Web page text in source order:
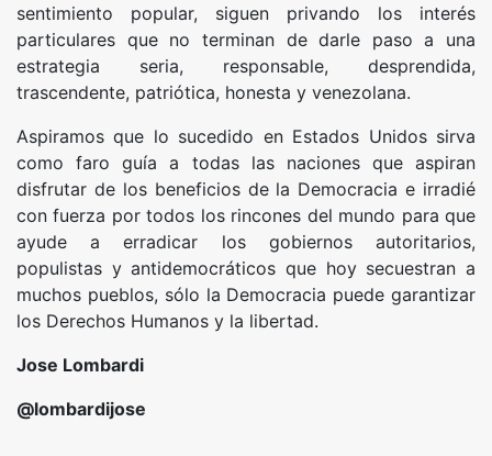
sentimiento popular, siguen privando los interés
particulares que no terminan de darle paso a una
estrategia seria, responsable, desprendida,
trascendente, patriótica, honesta y venezolana.
Aspiramos que lo sucedido en Estados Unidos sirva
como faro guía a todas las naciones que aspiran
disfrutar de los beneficios de la Democracia e irradié
con fuerza por todos los rincones del mundo para que
ayude a erradicar los gobiernos autoritarios,
populistas y antidemocráticos que hoy secuestran a
muchos pueblos, sólo la Democracia puede garantizar
los Derechos Humanos y la libertad.
Jose Lombardi
@lombardijose